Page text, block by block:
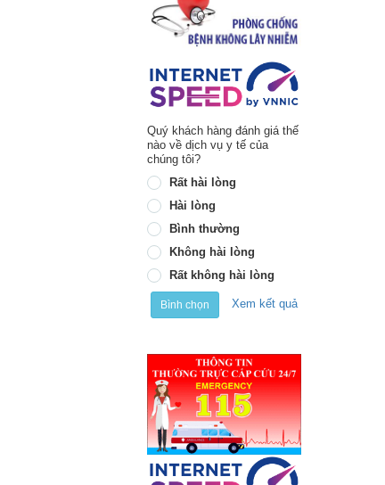
Quý khách hàng đánh giá thế
nào về dịch vụ y tế của
chúng tôi?
Rất hài lòng
Hài lòng
Bình thường
Không hài lòng
Rất không hài lòng
Bình chọn Xem kết quả